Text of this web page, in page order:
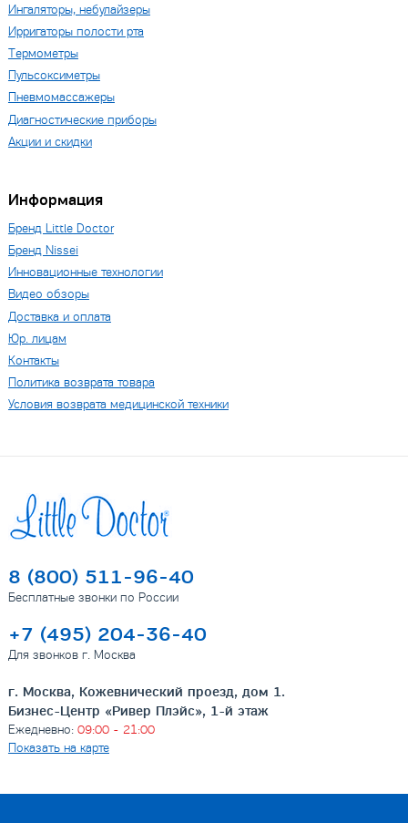
Ингаляторы, небулайзеры
Ирригаторы полости рта
Термометры
Пульсоксиметры
Пневмомассажеры
Диагностические приборы
Акции и скидки
Информация
Бренд Little Doctor
Бренд Nissei
Инновационные технологии
Видео обзоры
Доставка и оплата
Юр. лицам
Контакты
Политика возврата товара
Условия возврата медицинской техники
8 (800) 511-96-40
Бесплатные звонки по России
+7 (495) 204-36-40
Для звонков г. Москва
г. Москва, Кожевнический проезд, дом 1.
Бизнес-Центр «Ривер Плэйс», 1-й этаж
Ежедневно: 09:00 - 21:00
Показать на карте